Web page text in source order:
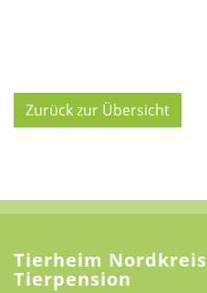
Zurück zur Übersicht
Tierheim
Tierpension